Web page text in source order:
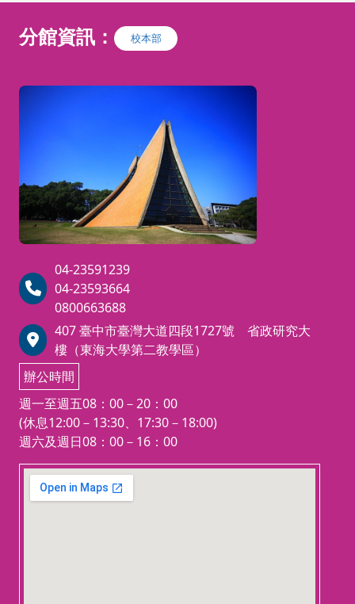
分館資訊： 校本部
04-23591239
04-23593664
0800663688
407 臺中市臺灣大道四段1727號 省政研究大
樓（東海大學第二教學區）
辦公時間
週一至週五08：00－20：00
(休息12:00－13:30、17:30－18:00)
週六及週日08：00－16：00
123 movies
embedgooglemap.net